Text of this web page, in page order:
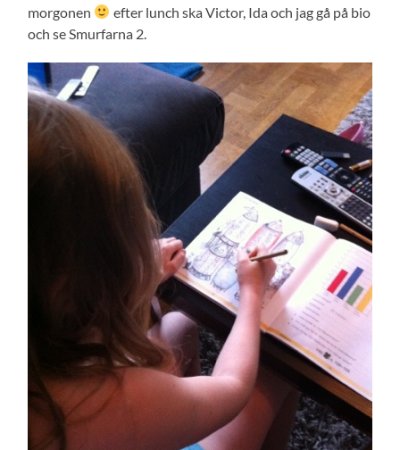
morgonen
efter lunch ska Victor, Ida och jag gå på bio
och se Smurfarna 2.